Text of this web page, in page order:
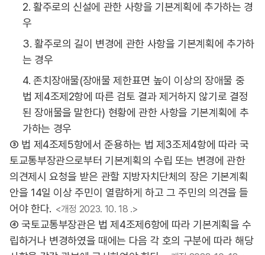
2. 활주로의 신설에 관한 사항을 기본계획에 추가하는 경
우
3. 활주로의 길이 변경에 관한 사항을 기본계획에 추가하
는 경우
4. 존치장애물(장애물 제한표면 높이 이상의 장애물 중
법 제4조제2항에 따른 검토 결과 제거하지 않기로 결정
된 장애물을 말한다) 현황에 관한 사항을 기본계획에 추
가하는 경우
③ 법 제4조제5항에서 준용하는 법 제3조제4항에 따라 국
토교통부장관으로부터 기본계획의 수립 또는 변경에 관한
의견제시 요청을 받은 관할 지방자치단체의 장은 기본계획
안을 14일 이상 주민이 열람하게 하고 그 주민의 의견을 들
어야 한다. <개정 2023. 10. 18 .>
④ 국토교통부장관은 법 제4조제6항에 따라 기본계획을 수
립하거나 변경하였을 때에는 다음 각 호의 구분에 따라 해당